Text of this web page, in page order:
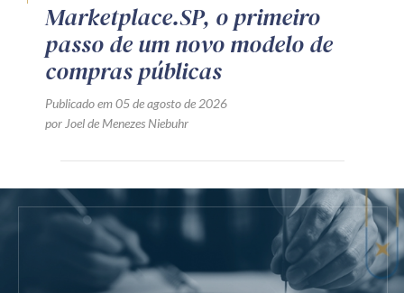
Marketplace.SP, o primeiro
passo de um novo modelo de
compras públicas
Publicado em 05 de agosto de 2026
por Joel de Menezes Niebuhr